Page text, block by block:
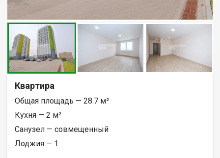
Квартира
Общая площадь — 28.7 м²
Кухня — 2 м²
Санузел — совмещенный
Лоджия — 1